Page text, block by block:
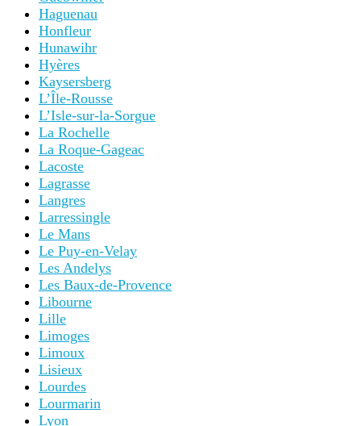
Haguenau
Honfleur
Hunawihr
Hyères
Kaysersberg
L’Île-Rousse
L’Isle-sur-la-Sorgue
La Rochelle
La Roque-Gageac
Lacoste
Lagrasse
Langres
Larressingle
Le Mans
Le Puy-en-Velay
Les Andelys
Les Baux-de-Provence
Libourne
Lille
Limoges
Limoux
Lisieux
Lourdes
Lourmarin
Lyon